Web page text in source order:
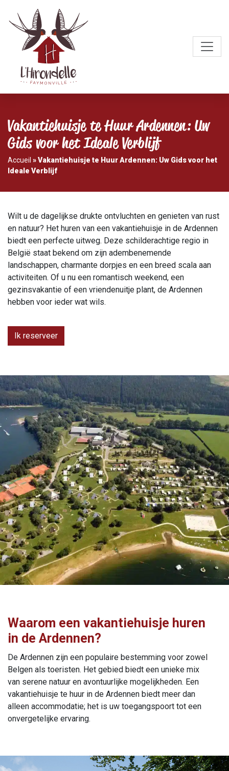
Vakantiehuisje te Huur Ardennen: Uw
Gids voor het Ideale Verblijf
Accueil »Vakantiehuisje te Huur Ardennen: Uw Gids voor het
Ideale Verblijf
Wilt u de dagelijkse drukte ontvluchten en genieten van rust
en natuur? Het huren van een vakantiehuisje in de Ardennen
biedt een perfecte uitweg. Deze schilderachtige regio in
België staat bekend om zijn adembenemende
landschappen, charmante dorpjes en een breed scala aan
activiteiten. Of u nu een romantisch weekend, een
gezinsvakantie of een vriendenuitje plant, de Ardennen
hebben voor ieder wat wils.
Ik reserveer
Waarom een vakantiehuisje huren
in de Ardennen?
De Ardennen zijn een populaire bestemming voor zowel
Belgen als toeristen. Het gebied biedt een unieke mix
van serene natuur en avontuurlijke mogelijkheden. Een
vakantiehuisje te huur in de Ardennen biedt meer dan
alleen accommodatie; het is uw toegangspoort tot een
onvergetelijke ervaring.